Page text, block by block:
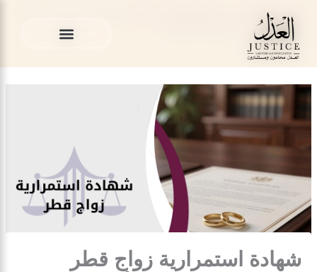
المحتوى
المدونة القانونية
قطر وخدمات التوثيقات الأسرية
شهادة استمرارية زواج قطر